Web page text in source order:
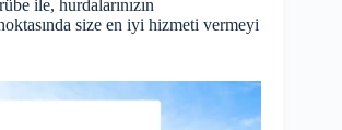
ile, hurdalarınızın
size en iyi hizmeti vermeyi